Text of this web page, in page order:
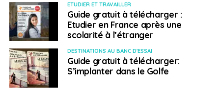
ETUDIER ET TRAVAILLER
Guide gratuit à télécharger :
Etudier en France après une
scolarité à l’étranger
DESTINATIONS AU BANC D'ESSAI
Guide gratuit à télécharger:
S’implanter dans le Golfe